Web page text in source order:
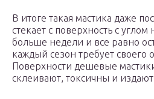
В итоге такая мастика даже
стекает с поверхность с углом
больше недели и все равно
каждый сезон требует своего
Поверхности дешевые
склеивают, токсичны и